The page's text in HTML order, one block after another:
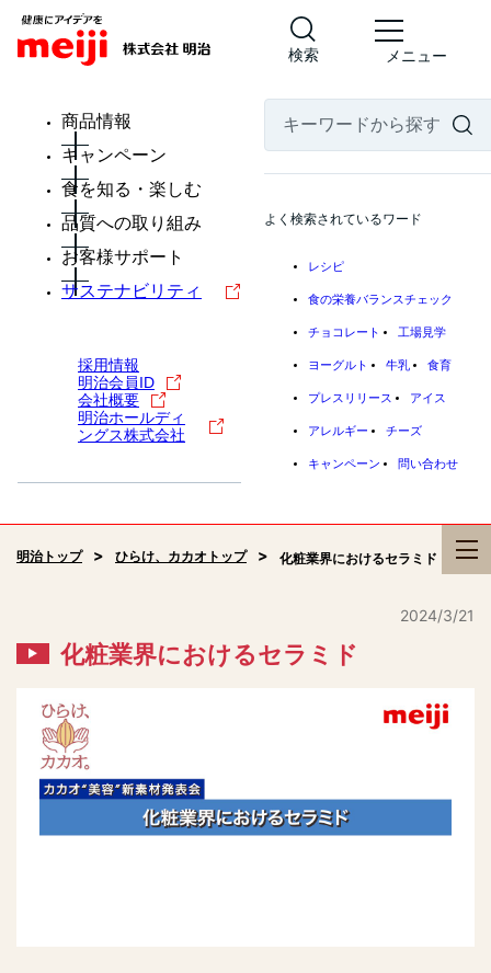
検索 メニュー
商品情報
キャンペーン
食を知る・楽しむ
品質への取り組み
お客様サポート
サステナビリティ
採用情報
明治会員ID
会社概要
明治ホールディ
ングス株式会社
よく検索されているワード
レシピ
食の栄養バランスチェック
チョコレート 工場見学
ヨーグルト 牛乳 食育
プレスリリース アイス
アレルギー チーズ
キャンペーン 問い合わせ
明治トップ ひらけ、カカオトップ 化粧業界におけるセラミド
2024/3/21
化粧業界におけるセラミド